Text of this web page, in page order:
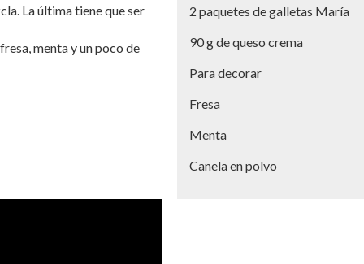
2 paquetes de galletas María
90 g de queso crema
Para decorar
Fresa
Menta
Canela en polvo
La última tiene que ser
menta y un poco de